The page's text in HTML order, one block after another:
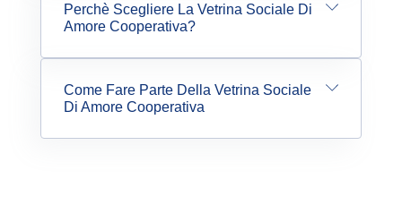
Perchè Scegliere La Vetrina Sociale Di
Amore Cooperativa?
Come Fare Parte Della Vetrina Sociale
Di Amore Cooperativa